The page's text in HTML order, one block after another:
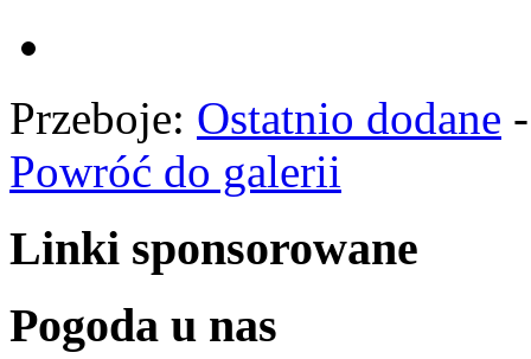
Przeboje: Ostatnio dodane
Powróć do galerii
Linki sponsorowane
Pogoda u nas